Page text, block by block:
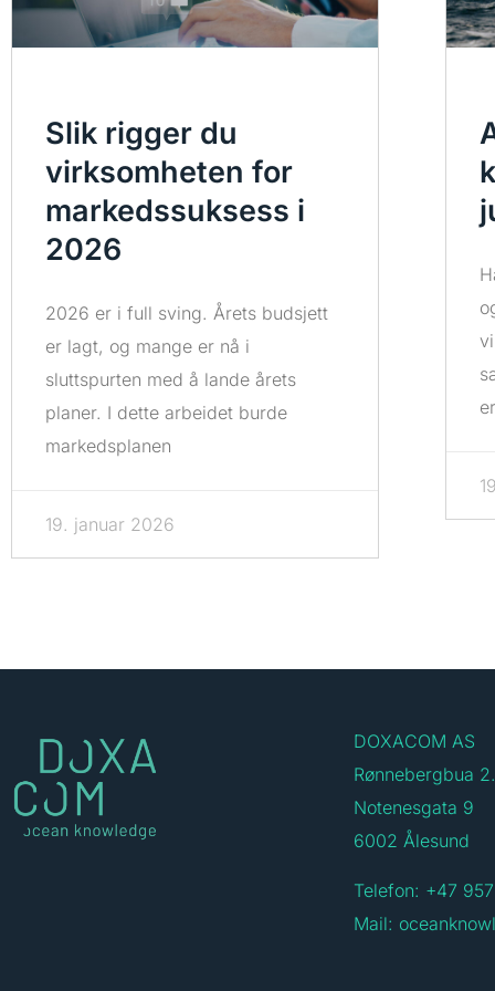
Slik rigger du
virksomheten for
markedssuksess i
2026
2026 er i full sving. Årets budsjett
er lagt, og mange er nå i
sluttspurten med å lande årets
planer. I dette arbeidet burde
markedsplanen
19. januar 2026
DOXACOM AS
Rønnebergbua
Notenesgata 9
6002 Ålesund
Telefon: +47
Mail: